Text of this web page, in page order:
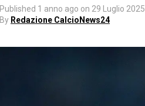
Published 1 anno ago on 29 Luglio 2025
By Redazione CalcioNews24